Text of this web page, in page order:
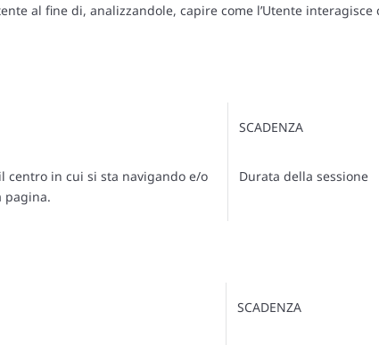
al fine di, analizzandole, capire come l’Utente interagisce
SCADENZA
centro in cui si sta navigando e/o
pagina.
Durata della sessione
SCADENZA